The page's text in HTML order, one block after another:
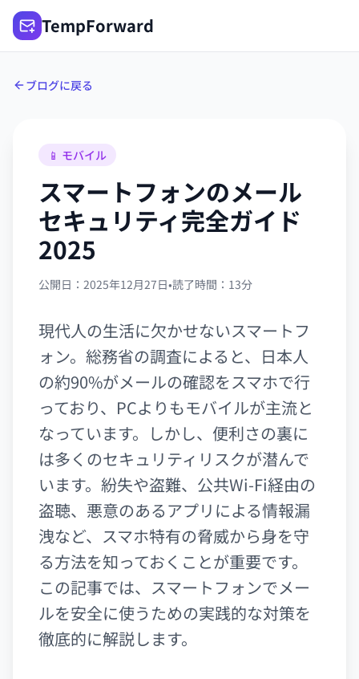
TempForward
ブログに戻る
📱 モバイル
スマートフォンのメール
セキュリティ完全ガイド
2025
公開日：2025年12月27日•読了時間：13分
現代人の生活に欠かせないスマートフ
ォン。総務省の調査によると、日本人
の約90%がメールの確認をスマホで行
っており、PCよりもモバイルが主流と
なっています。しかし、便利さの裏に
は多くのセキュリティリスクが潜んで
います。紛失や盗難、公共Wi-Fi経由の
盗聴、悪意のあるアプリによる情報漏
洩など、スマホ特有の脅威から身を守
る方法を知っておくことが重要です。
この記事では、スマートフォンでメー
ルを安全に使うための実践的な対策を
徹底的に解説します。